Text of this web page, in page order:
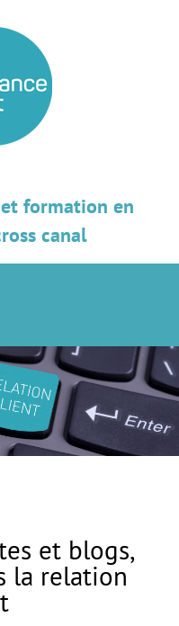
formation en
canal
et blogs,
la relation